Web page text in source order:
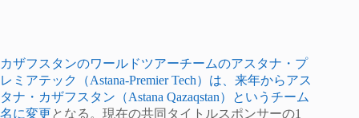
カザフスタンのワールドツアーチームのアスタナ・プ
レミアテック（Astana-Premier Tech）は、来年からアス
タナ・カザフスタン（Astana Qazaqstan）というチーム
名に変更 となる。現在の共同タイトルスポンサーの1